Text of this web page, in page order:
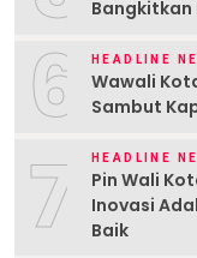
Bangkitkan
6 HEADLINE
Wawali
Sambut
7 HEADLINE
Pin Wali
Inovasi
Baik